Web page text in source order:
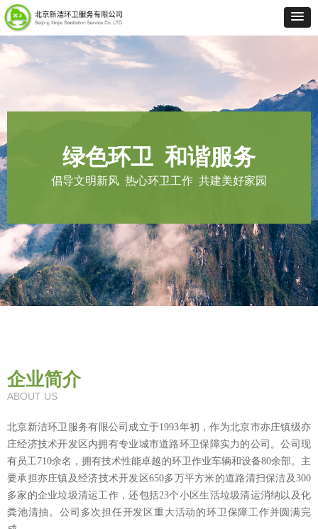
倡导文明新风 热心环卫工作 共建美好家园
绿色环卫 和谐服务
企业简介
ABOUT US
北京新洁环卫服务有限公司成立于1993年初，作为北京市亦庄镇级亦
庄经济技术开发区内拥有专业城市道路环卫保障实力的公司。公司现
有员工710余名，拥有技术性能卓越的环卫作业车辆和设备80余部。主
要承担亦庄镇及经济技术开发区650多万平方米的道路清扫保洁及300
多家的企业垃圾清运工作，还包括23个小区生活垃圾清运消纳以及化
粪池清抽。公司多次担任开发区重大活动的环卫保障工作并圆满完